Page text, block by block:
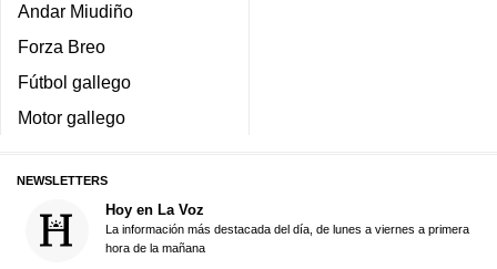
Andar Miudiño
Forza Breo
Fútbol gallego
Motor gallego
NEWSLETTERS
Hoy en La Voz
La información más destacada del día, de lunes a viernes a primera
hora de la mañana